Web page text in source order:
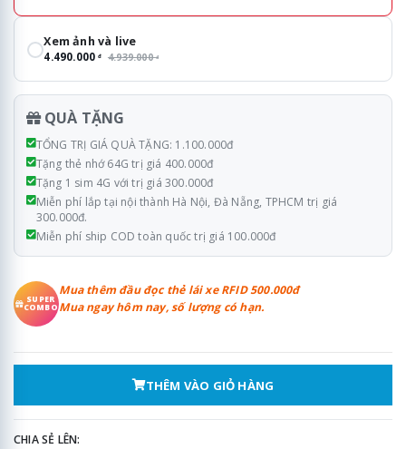
Xem ảnh và live
4.490.000đ 4.939.000đ
QUÀ TẶNG
TỔNG TRỊ GIÁ QUÀ TẶNG: 1.100.000đ
Tặng thẻ nhớ 64G trị giá 400.000đ
Tặng 1 sim 4G với trị giá 300.000đ
Miễn phí lắp tại nội thành Hà Nội, Đà Nẵng, TPHCM trị giá
300.000đ.
Miễn phí ship COD toàn quốc trị giá 100.000đ
SUPER
COMBO
Mua thêm đầu đọc thẻ lái xe RFID 500.000đ
Mua ngay hôm nay, số lượng có hạn.
THÊM VÀO GIỎ HÀNG
CHIA SẺ LÊN: